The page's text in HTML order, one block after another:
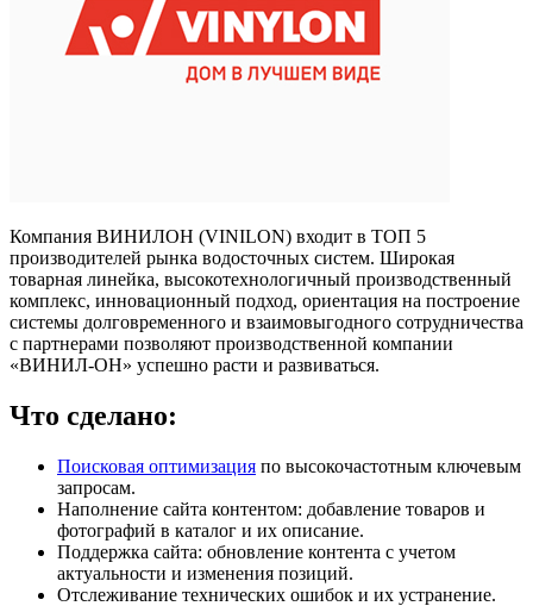
Компания ВИНИЛОН (VINILON) входит в TOП 5
производителей рынка водосточных систем. Широкая
товарная линейка, высокотехнологичный производственный
комплекс, инновационный подход, ориентация на построение
системы долговременного и взаимовыгодного сотрудничества
с партнерами позволяют производственной компании
«ВИНИЛ-ОН» успешно расти и развиваться.
Что сделано:
Поисковая оптимизация по высокочастотным ключевым
запросам.
Наполнение сайта контентом: добавление товаров и
фотографий в каталог и их описание.
Поддержка сайта: обновление контента с учетом
актуальности и изменения позиций.
Отслеживание технических ошибок и их устранение.